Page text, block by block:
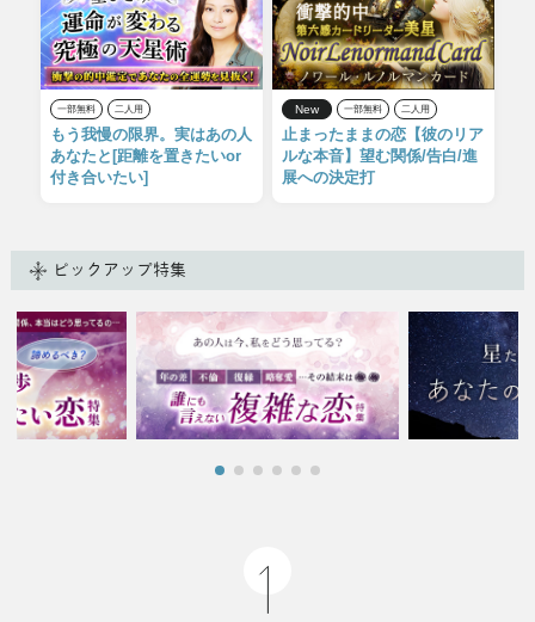
一部無料 二人用
もう我慢の限界。実はあの人
あなたと[距離を置きたいor
付き合いたい]
New 一部無料 二人用
止まったままの恋【彼のリア
ルな本音】望む関係/告白/進
展への決定打
ピックアップ特集